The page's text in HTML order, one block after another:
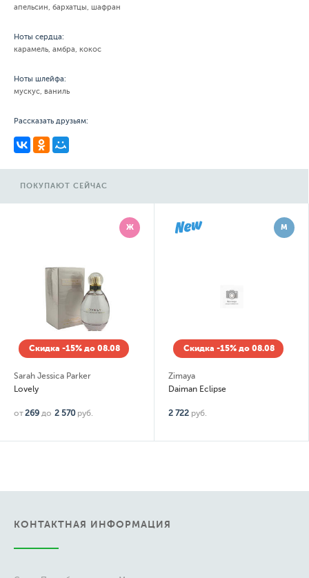
апельсин, бархатцы, шафран
Ноты сердца:
карамель, амбра, кокос
Ноты шлейфа:
мускус, ваниль
Рассказать друзьям:
ПОКУПАЮТ СЕЙЧАС
Ж
Скидка -15% до 08.08
Sarah Jessica Parker
Lovely
от269 до 2 570 руб.
М
Скидка -15% до 08.08
Zimaya
Daiman Eclipse
2 722 руб.
КОНТАКТНАЯ ИНФОРМАЦИЯ